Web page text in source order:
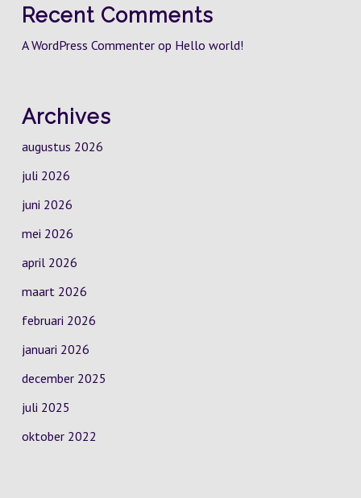
Recent Comments
A WordPress Commenterop Hello world!
Archives
augustus 2026
juli 2026
juni 2026
mei 2026
april 2026
maart 2026
februari 2026
januari 2026
december 2025
juli 2025
oktober 2022